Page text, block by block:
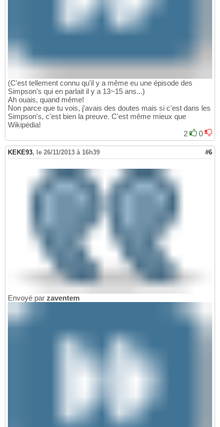
(C'est tellement connu qu'il y a même eu une épisode des
Simpson's qui en parlait il y a 13~15 ans...)
Ah ouais, quand même!
Non parce que tu vois, j'avais des doutes mais si c'est dans les
Simpson's, c'est bien la preuve. C'est même mieux que
Wikipédia!
2
0
KEKE93, le 26/11/2013 à 16h39 #6
Envoyé par zaventem